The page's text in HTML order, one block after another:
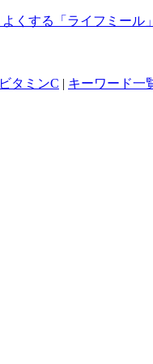
ビタミンC | キーワード一